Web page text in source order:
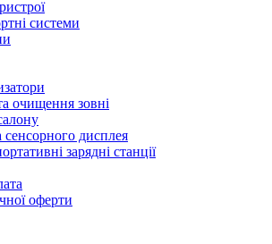
системи
очищення зовні
дисплея
зарядні станції
оферти